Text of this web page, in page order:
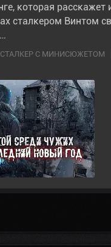
которая расскажет
сталкером Винтом
С МИНИСЮЖЕТОМ